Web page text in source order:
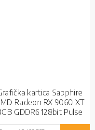
kartica Sapphire
Radeon RX 9060 XT
GDDR6 128bit Pulse
OC